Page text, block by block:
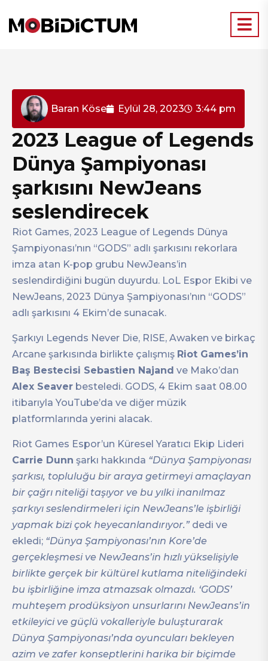
Baran Köse Eylül 28, 2023 3:44 pm
2023 League of Legends
Dünya Şampiyonası
şarkısını NewJeans
seslendirecek
Riot Games, 2023 League of Legends Dünya
Şampiyonası’nın “GODS” adlı şarkısını rekorlara
imza atan K-pop grubu NewJeans’in
seslendirdiğini bugün duyurdu. LoL Espor Ekibi ve
NewJeans, 2023 Dünya Şampiyonası’nın “GODS”
adlı şarkısını 4 Ekim’de sunacak.
Şarkıyı Legends Never Die, RISE, Awaken ve birkaç
Arcane şarkısında birlikte çalışmış Riot Games’in
Baş Bestecisi Sebastien Najand ve Mako’dan
Alex Seaver besteledi. GODS, 4 Ekim saat 08.00
itibarıyla YouTube’da ve diğer müzik
platformlarında yerini alacak.
Riot Games Espor’un Küresel Yaratıcı Ekip Lideri
Carrie Dunn şarkı hakkında “Dünya Şampiyonası
şarkısı, topluluğu bir araya getirmeyi amaçlayan
bir çağrı niteliği taşıyor ve bu yılki inanılmaz
şarkıyı seslendirmeleri için NewJeans’le işbirliği
yapmak bizi çok heyecanlandırıyor.” dedi ve
ekledi; “Dünya Şampiyonası’nın Kore’de
gerçekleşmesi ve NewJeans’in hızlı yükselişiyle
birlikte gerçek bir kültürel kutlama niteliğindeki
bu işbirliğine imza atmazsak olmazdı. ‘GODS’
muhteşem prodüksiyon unsurlarını NewJeans’in
etkileyici ve güçlü vokalleriyle buluşturarak
Dünya Şampiyonası’nda oyuncuları bekleyen
azim ve zafer konseptlerini harika bir biçimde